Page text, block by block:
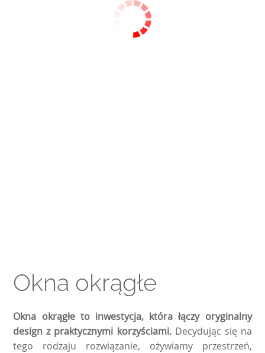
Okna okrągłe
Okna okrągłe to inwestycja, która łączy oryginalny
design z praktycznymi korzyściami.Decydując się na
tego rodzaju rozwiązanie, ożywiamy przestrzeń,